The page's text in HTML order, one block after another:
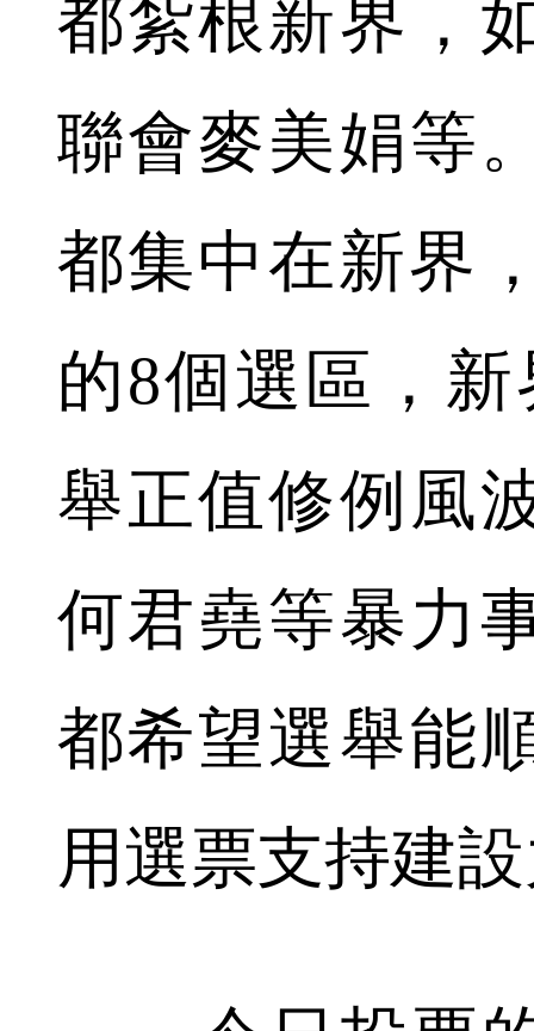
都紮根新界，
聯會麥美娟等
都集中在新界
的8個選區，
舉正值修例風
何君堯等暴力
都希望選舉能
用選票支持建